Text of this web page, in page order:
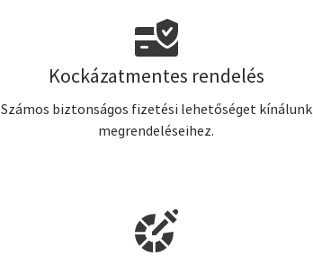
Kockázatmentes rendelés
Számos biztonságos fizetési lehetőséget kínálunk
megrendeléseihez.